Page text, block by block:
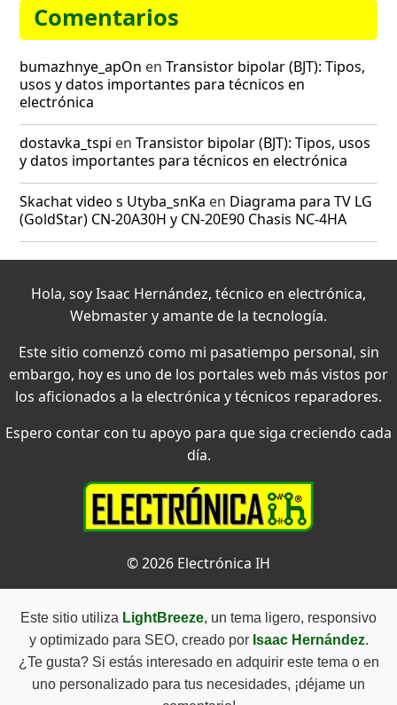
Comentarios
bumazhnye_apOn enTransistor bipolar (BJT): Tipos,
usos y datos importantes para técnicos en
electrónica
dostavka_tspi enTransistor bipolar (BJT): Tipos, usos
y datos importantes para técnicos en electrónica
Skachat video s Utyba_snKa en Diagrama para TV LG
(GoldStar) CN-20A30H y CN-20E90 Chasis NC-4HA
Hola, soy Isaac Hernández, técnico en electrónica,
Webmaster y amante de la tecnología.
Este sitio comenzó como mi pasatiempo personal, sin
embargo, hoy es uno de los portales web más vistos por
los aficionados a la electrónica y técnicos reparadores.
Espero contar con tu apoyo para que siga creciendo cada
día.
© 2026 Electrónica IH
Este sitio utiliza LightBreeze, un tema ligero, responsivo
y optimizado para SEO, creado por Isaac Hernández.
¿Te gusta? Si estás interesado en adquirir este tema o en
uno personalizado para tus necesidades, ¡déjame un